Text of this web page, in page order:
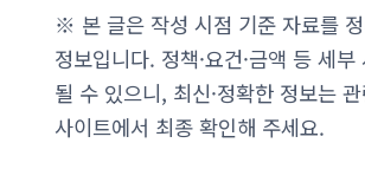
※ 본 글은 작성 시점 기준 자료를
정보입니다. 정책·요건·금액 등 세부
될 수 있으니, 최신·정확한 정보는
사이트에서 최종 확인해 주세요.